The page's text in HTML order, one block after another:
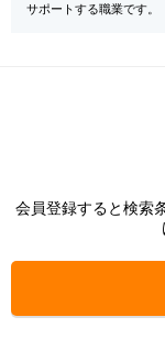
サポートする職業です。
会員登録すると検索